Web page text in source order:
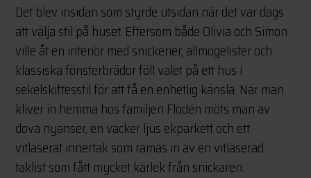
Det blev insidan som styrde utsidan när det var dags
att välja stil på huset. Eftersom både Olivia och Simon
ville åt en interiör med snickerier, allmogelister och
klassiska fönsterbrädor föll valet på ett hus i
sekelskiftesstil för att få en enhetlig känsla. När man
kliver in hemma hos familjen Flodén möts man av
dova nyanser, en vacker ljus ekparkett och ett
vitlaserat innertak som ramas in av en vitlaserad
taklist som fått mycket kärlek från snickaren.